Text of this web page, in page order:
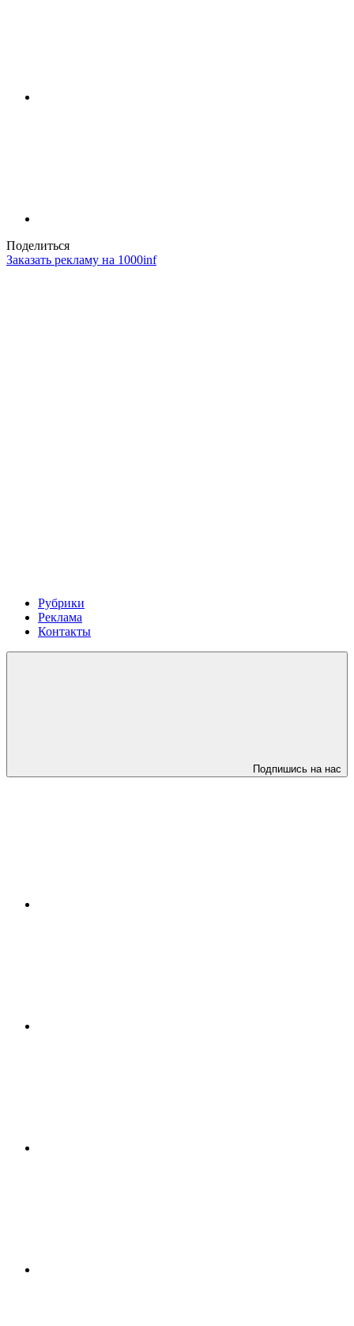
Поделиться
Заказать рекламу на 1000inf
Рубрики
Реклама
Контакты
Подпишись на нас